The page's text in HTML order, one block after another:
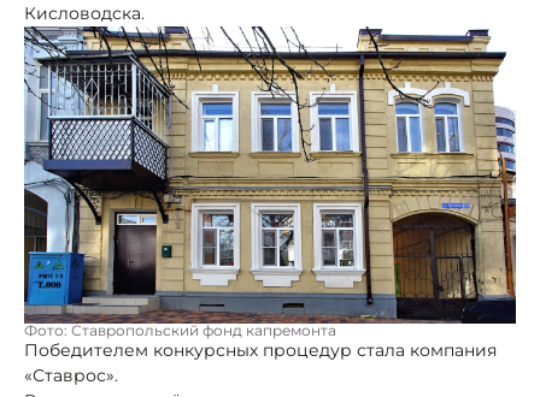
Кисловодска.
Фото: Ставропольский фонд капремонта
Победителем конкурсных процедур стала компания
«Ставрос».